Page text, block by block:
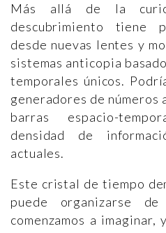
Más allá de la
descubrimiento tiene
desde nuevas lentes y
sistemas anticopia
temporales únicos.
generadores de
barras espacio-
densidad de
actuales.
Este cristal de tiempo
puede organizarse
comenzamos a imaginar,